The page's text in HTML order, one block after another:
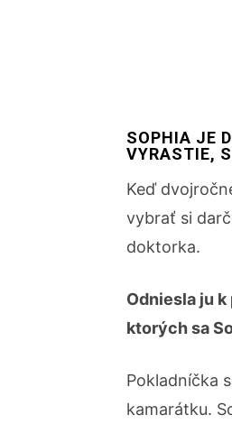
SOPHIA JE
VYRASTIE,
Keď
vybrať si
doktorka.
Odniesla ju
ktorých sa
Pokladníčka
kamarátku.